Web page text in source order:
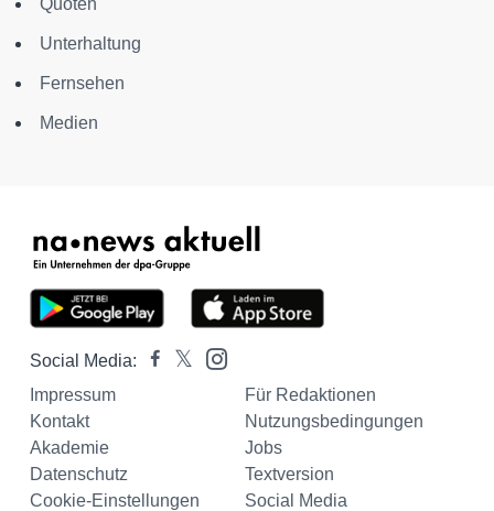
Quoten
Unterhaltung
Fernsehen
Medien
Social Media:
Impressum
Für Redaktionen
Kontakt
Nutzungsbedingungen
Akademie
Jobs
Datenschutz
Textversion
Cookie-Einstellungen
Social Media